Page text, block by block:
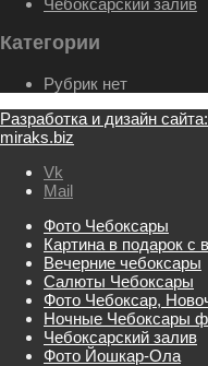
Категории
Рубрик нет
Разработка и дизайн
miraks.biz
Vk
Mail
Фото Чебоксары
Картина в подарок с
Вечерние чебоксары
Салюты Чебоксары
Фото Чебоксар,
Ночные Чебоксары
Чебоксарский залив
Фото Йошкар-Ола